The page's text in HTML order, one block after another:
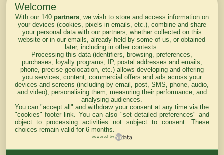
lendemain
Courses
d'aujourd'hui
Haut de Page
Welcome
With our 140 partners, we wish to store and access information on
your devices (cookies, pixels in emails, etc.), combine and share
your personal data with our partners, whether collected on this
website or in our emails, already held by some of us, or obtained
later, including in other contexts.
Processing this data (identifiers, browsing, preferences,
purchases, loyalty programs, IP, postal addresses and emails,
phone, precise geolocation, etc.) allows developing and offering
you services, content, commercial offers and ads across your
devices and screens (including by email, post, SMS, phone, audio,
and video), personalising them, measuring their performance, and
analysing audiences.
You can "accept all" and withdraw your consent at any time via the
"cookies" footer link . You can also "set detailed preferences" and
object to processing activities not subject to consent. These
choices remain valid for 6 months.
powered by